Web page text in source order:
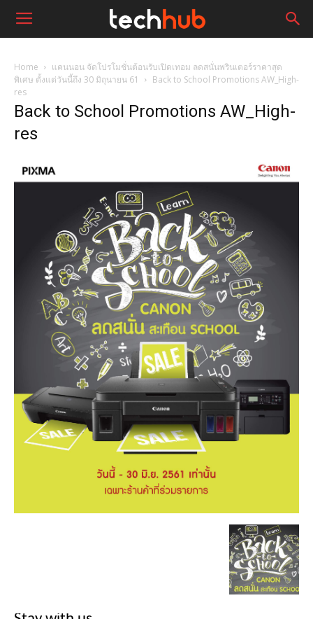
Home
แคนนอน จัดโปรโมชั่นต้อนรับเปิดเทอม ลดสนั่นพรินเตอร์ราคาสุด
พิเศษ ตั้งแต่วันนี้ถึง 30 มิถุนายน 61
Back to School Promotions AW_High-
res
Back to School Promotions AW_High-
res